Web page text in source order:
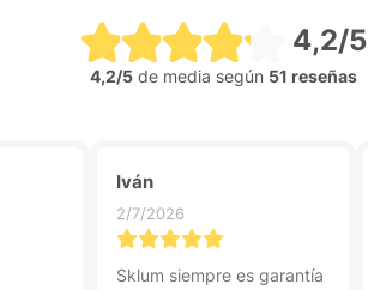
4,2/5
4,2/5de media según 51 reseñas
Iván
2/7/2026
Sklum siempre es garantía